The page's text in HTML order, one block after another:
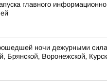
главного
ночи дежурными
Брянской, Воронежской,